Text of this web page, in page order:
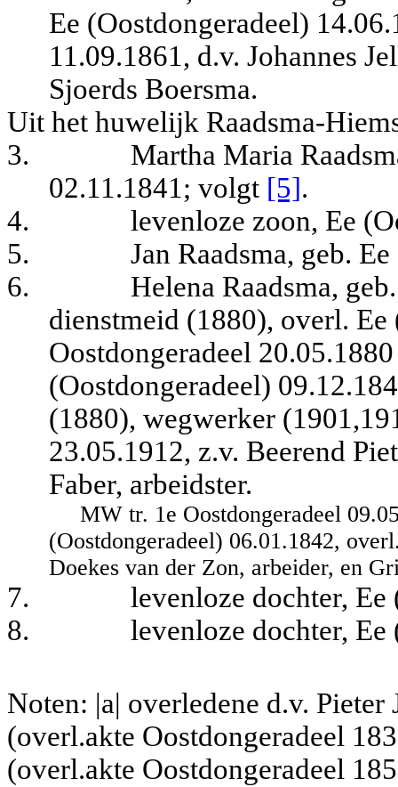
Ee (Oostdongeradeel)
11.09.1861, d.v. Johannes
Sjoerds Boersma.
Uit het huwelijk Raadsma-
3.
Martha Maria
02.11.1841; volgt [5].
4.
levenloze zoon, Ee
5.
Jan Raadsma, geb.
6.
Helena Raadsma,
dienstmeid (1880), overl.
Oostdongeradeel
(Oostdongeradeel)
(1880), wegwerker
23.05.1912, z.v. Beerend
Faber, arbeidster.
MW tr. 1e Oostdongeradeel
(Oostdongeradeel) 06.01.1842,
Doekes van der Zon, arbeider, en
7.
levenloze dochter,
8.
levenloze dochter,
Noten: |a| overledene d.v.
(overl.akte Oostdongeradeel
(overl.akte Oostdongeradeel